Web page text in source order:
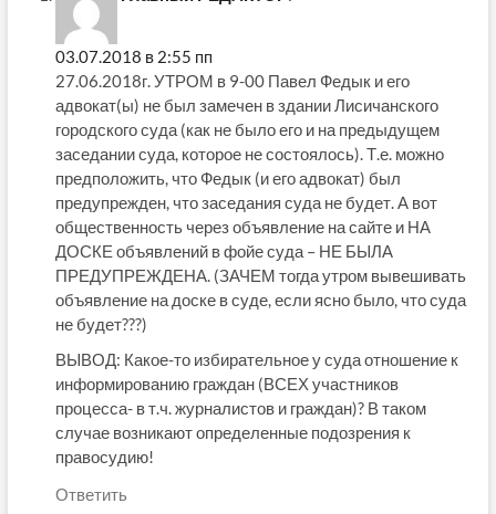
03.07.2018 в 2:55 пп
27.06.2018г. УТРОМ в 9-00 Павел Федык и его
адвокат(ы) не был замечен в здании Лисичанского
городского суда (как не было его и на предыдущем
заседании суда, которое не состоялось). Т.е. можно
предположить, что Федык (и его адвокат) был
предупрежден, что заседания суда не будет. А вот
общественность через объявление на сайте и НА
ДОСКЕ объявлений в фойе суда – НЕ БЫЛА
ПРЕДУПРЕЖДЕНА. (ЗАЧЕМ тогда утром вывешивать
объявление на доске в суде, если ясно было, что суда
не будет???)
ВЫВОД: Какое-то избирательное у суда отношение к
информированию граждан (ВСЕХ участников
процесса- в т.ч. журналистов и граждан)? В таком
случае возникают определенные подозрения к
правосудию!
Ответить